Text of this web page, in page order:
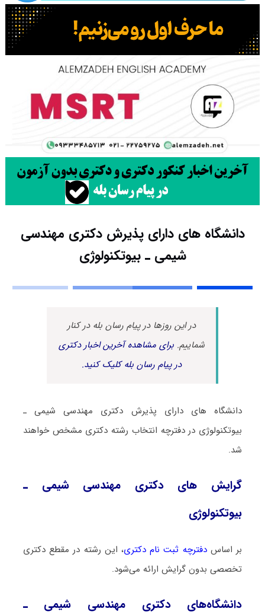
دانشگاه های دارای پذیرش دکتری مهندسی
شیمی ـ ﺑﻴﻮﺗﻜﻨﻮﻟﻮژی
در این روزها در پیام رسان بله در کنار
شماییم.برای مشاهده آخرین اخبار دکتری
در پیام رسان بله کلیک کنید.
دانشگاه های دارای پذیرش دکتری مهندسی شیمی ـ
ﺑﻴﻮﺗﻜﻨﻮﻟﻮژی در دفترچه انتخاب رشته دکتری مشخص خواهند
شد.
گرایش های دکتری مهندسی شیمی ـ
ﺑﻴﻮﺗﻜﻨﻮﻟﻮژی
بر اساسدفترچه ثبت نام دکتری، این رشته در مقطع دکتری
تخصصی بدون گرایش ارائه می‌شود.
دانشگاه‌های دکتری مهندسی شیمی ـ